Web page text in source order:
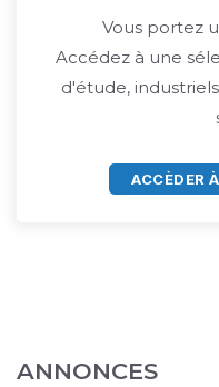
Vous portez
Accédez à une
d'étude,
ACCÈDER
ANNONCES